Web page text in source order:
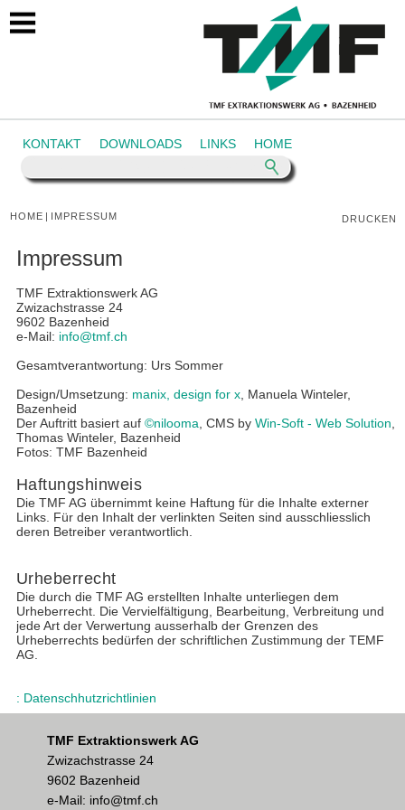
KONTAKT DOWNLOADS LINKS HOME
HOME | IMPRESSUM DRUCKEN
Impressum
TMF Extraktionswerk AG
Zwizachstrasse 24
9602 Bazenheid
e-Mail: info@tmf.ch
Gesamtverantwortung: Urs Sommer
Design/Umsetzung: manix, design for x, Manuela Winteler,
Bazenheid
Der Auftritt basiert auf ©nilooma , CMS by Win-Soft - Web Solution
Thomas Winteler, Bazenheid
Fotos: TMF Bazenheid
Haftungshinweis
Die TMF AG übernimmt keine Haftung für die Inhalte externer
Links. Für den Inhalt der verlinkten Seiten sind ausschliesslich
deren Betreiber verantwortlich.
Urheberrecht
Die durch die TMF AG erstellten Inhalte unterliegen dem
Urheberrecht. Die Vervielfältigung, Bearbeitung, Verbreitung und
jede Art der Verwertung ausserhalb der Grenzen des
Urheberrechts bedürfen der schriftlichen Zustimmung der TEMF
AG.
: Datenschhutzrichtlinien
TMF Extraktionswerk AG
Zwizachstrasse 24
9602 Bazenheid
e-Mail: info@tmf.ch